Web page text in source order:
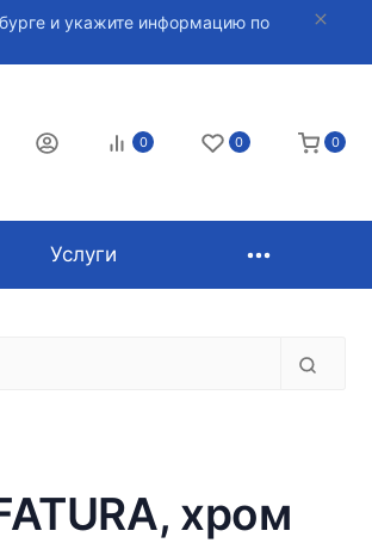
и укажите информацию по
0 0 0
Услуги
хром